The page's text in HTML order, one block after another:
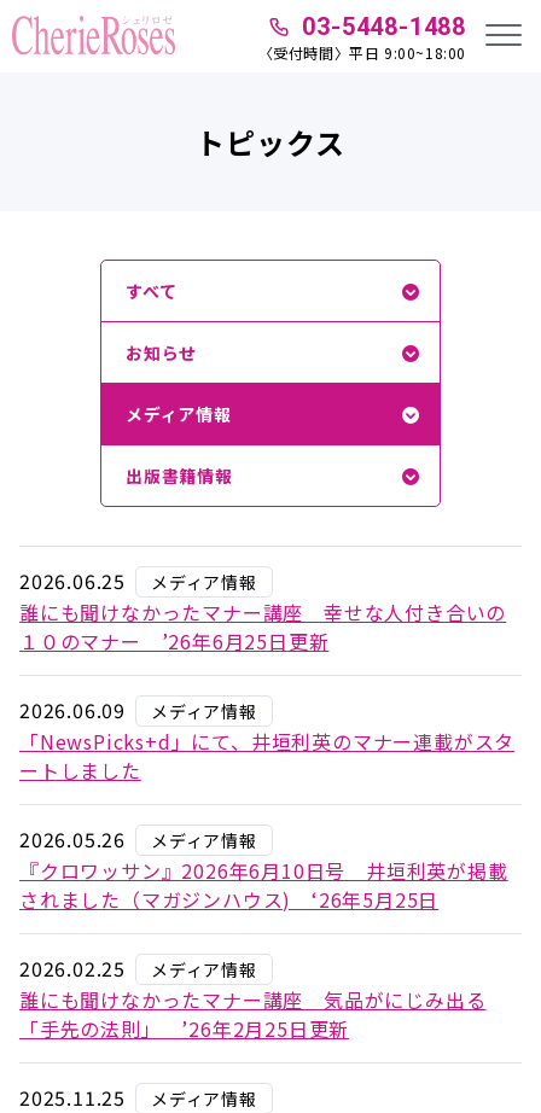
03-5448-1488
〈受付時間〉平日 9:00~18:00
トピックス
すべて
お知らせ
メディア情報
出版書籍情報
2026.06.25 メディア情報
誰にも聞けなかったマナー講座 幸せな人付き合いの
１０のマナー ’26年6月25日更新
2026.06.09 メディア情報
「NewsPicks+d」にて、井垣利英のマナー連載がスタ
ートしました
2026.05.26 メディア情報
『クロワッサン』2026年6月10日号 井垣利英が掲載
されました（マガジンハウス) ‘26年5月25日
2026.02.25 メディア情報
誰にも聞けなかったマナー講座 気品がにじみ出る
「手先の法則」 ’26年2月25日更新
2025.11.25 メディア情報